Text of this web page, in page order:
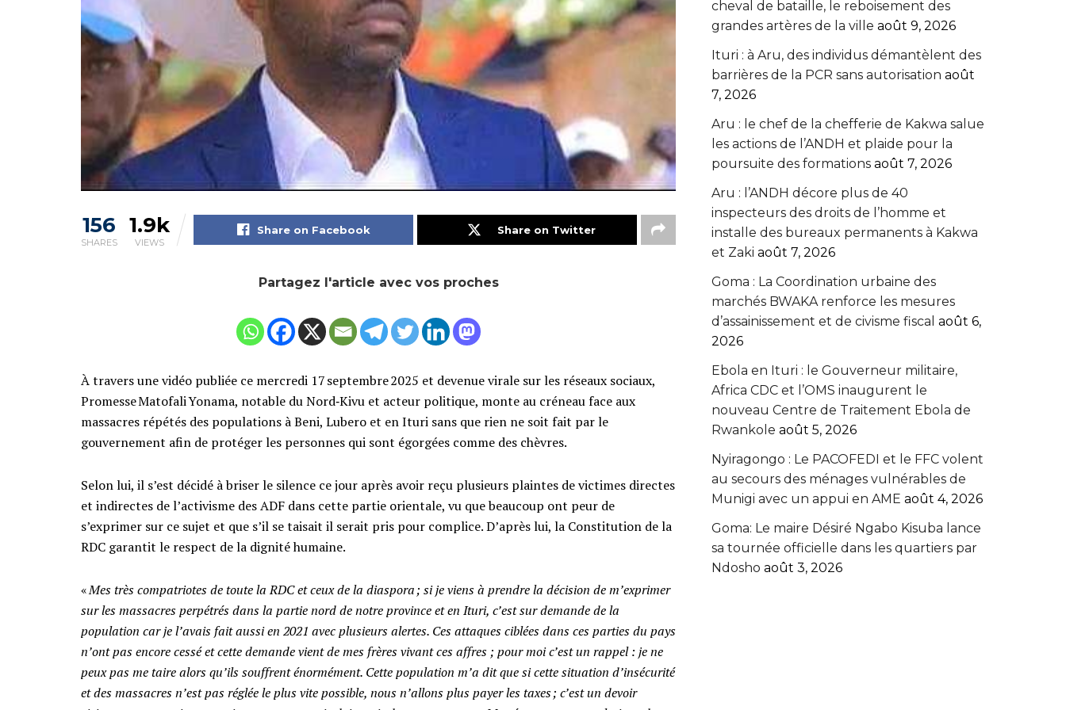
156
SHARES
1.9k
VIEWS
Share on Facebook Share on Twitter
Partagez l'article avec vos proches
À travers une vidéo publiée ce mercredi 17 septembre 2025 et devenue virale sur les réseaux sociaux,
Promesse Matofali Yonama, notable du Nord‑Kivu et acteur politique, monte au créneau face aux
massacres répétés des populations à Beni, Lubero et en Ituri sans que rien ne soit fait par le
gouvernement afin de protéger les personnes qui sont égorgées comme des chèvres.
Selon lui, il s’est décidé à briser le silence ce jour après avoir reçu plusieurs plaintes de victimes directes
et indirectes de l’activisme des ADF dans cette partie orientale, vu que beaucoup ont peur de
s’exprimer sur ce sujet et que s’il se taisait il serait pris pour complice. D’après lui, la Constitution de la
RDC garantit le respect de la dignité humaine.
«Mes très compatriotes de toute la RDC et ceux de la diaspora ; si je viens à prendre la décision de m’exprimer
sur les massacres perpétrés dans la partie nord de notre province et en Ituri, c’est sur demande de la
population car je l’avais fait aussi en 2021 avec plusieurs alertes. Ces attaques ciblées dans ces parties du pays
n’ont pas encore cessé et cette demande vient de mes frères vivant ces affres ; pour moi c’est un rappel : je ne
peux pas me taire alors qu’ils souffrent énormément. Cette population m’a dit que si cette situation d’insécurité
et des massacres n’est pas réglée le plus vite possible, nous n’allons plus payer les taxes ; c’est un devoir
cheval de bataille, le reboisement des
grandes artères de la ville août 9, 2026
Ituri : à Aru, des individus démantèlent des
barrières de la PCR sans autorisation août
7, 2026
Aru : le chef de la chefferie de Kakwa salue
les actions de l’ANDH et plaide pour la
poursuite des formations août 7, 2026
Aru : l’ANDH décore plus de 40
inspecteurs des droits de l’homme et
installe des bureaux permanents à Kakwa
et Zaki août 7, 2026
Goma : La Coordination urbaine des
marchés BWAKA renforce les mesures
d’assainissement et de civisme fiscal août 6,
2026
Ebola en Ituri : le Gouverneur militaire,
Africa CDC et l’OMS inaugurent le
nouveau Centre de Traitement Ebola de
Rwankole août 5, 2026
‎Nyiragongo : Le PACOFEDI et le FFC volent
au secours des ménages vulnérables de
Munigi avec un appui en AME‎‎ août 4, 2026
Goma: Le maire Désiré Ngabo Kisuba lance
sa tournée officielle dans les quartiers par
Ndosho août 3, 2026